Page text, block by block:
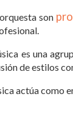
son
es una
de estilos
actúa como